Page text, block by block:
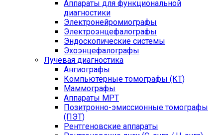
Аппараты для функциональной
диагностики
Электронейромиографы
Электроэнцефалографы
Эндоскопические системы
Эхоэнцефалографы
Лучевая диагностика
Ангиографы
Компьютерные томографы (КТ)
Маммографы
Аппараты МРТ
Позитронно-эмиссионные томографы
(ПЭТ)
Рентгеновские аппараты